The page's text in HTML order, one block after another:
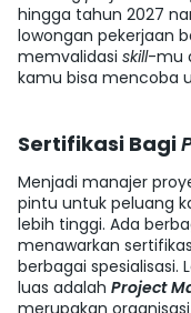
hingga tahun 2027
lowongan pekerjaan
memvalidasi skill-mu
kamu bisa mencoba
Sertifikasi Bagi
Menjadi manajer
pintu untuk peluang
lebih tinggi. Ada
menawarkan
berbagai spesialisasi.
luas adalah Project
merupakan